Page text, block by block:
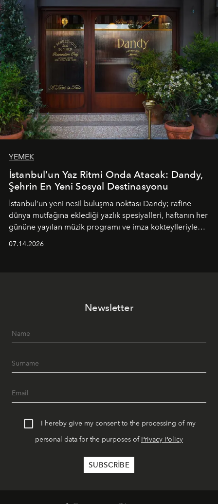
Paylaşıma, lezzete ve müziğe odaklanan bu özel
akşamlar, YAZ’ın sade lüks anlayışını gün batımından
geceye taşıyarak her hafta farklı bir deneyim sunuyor.
YEMEK
İstanbul’un Yaz Ritmi Onda Atacak: Dandy,
Şehrin En Yeni Sosyal Destinasyonu
İstanbul’un yeni nesil buluşma noktası Dandy; rafine
dünya mutfağına eklediği yazlık spesiyalleri, haftanın her
gününe yayılan müzik programı ve imza kokteylleriyle
07.14.2026
Newsletter
I hereby give my consent to the processing of my
personal data for the purposes of Privacy Policy